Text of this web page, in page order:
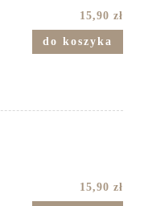
15,90 zł
do koszyka
15,90 zł